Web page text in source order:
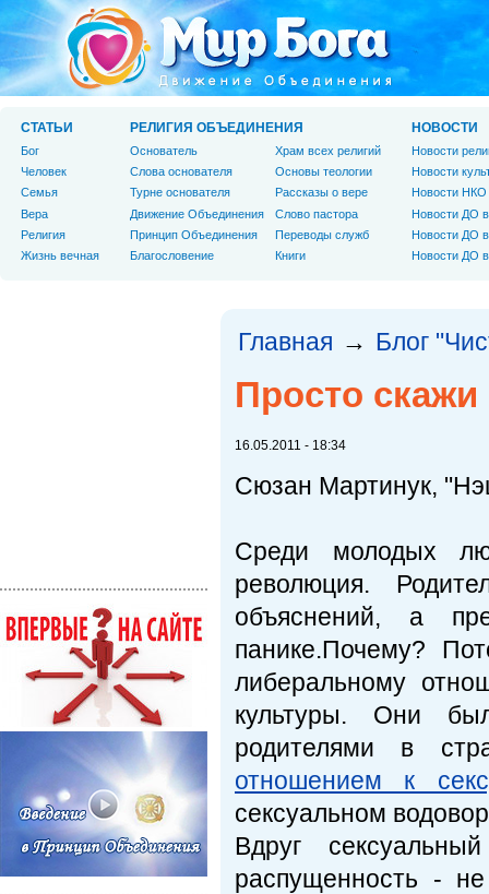
Главная → Блог
Просто
16.05.2011 - 18:34
Сюзан Мартинук,
Среди молодых
революция.
объяснений, а
панике.Почему?
либеральному
культуры. Они
родителями в
отношением к
сексуальном
Вдруг
распущенность -
СТАТЬИ
Бог
Человек
Cемья
Вера
Религия
Жизнь вечная
РЕЛИГИЯ ОБЪЕДИНЕНИЯ
Основатель
Слова основателя
Турне основателя
Движение Объединения
Принцип Объединения
Благословение
Храм всех религий
Основы теологии
Рассказы о вере
Слово пастора
Переводы служб
Книги
НОВОСТИ
Новости
Новости
Новости НКО
Новости ДО
Новости ДО
Новости ДО